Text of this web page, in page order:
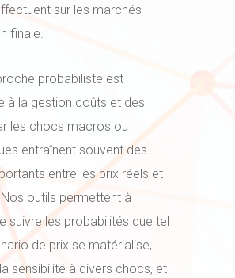
sur les marchés
finale.
probabiliste est
à la gestion coûts et des
les chocs macros ou
entraînent souvent des
entre les prix réels et
outils permettent à
suivre les probabilités que tel
de prix se matérialise,
sensibilité à divers chocs, et